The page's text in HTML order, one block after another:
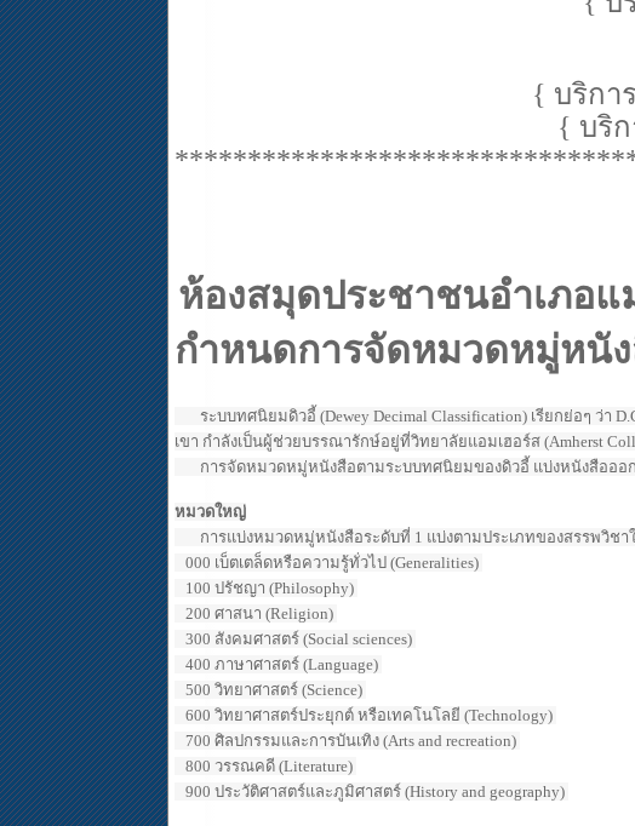
{ บริกา
{ บริ
ห้องสมุดประชาชนอำเภอแ
กำหนดการจัดหมวดหมู่หนั
ระบบทศนิยมดิวอี้ (Dewey Decimal Classification) เรียกย่อๆ
เขา กำลังเป็นผู้ช่วยบรรณารักษ์อยู่ที่วิทยาลัยแอมเฮอร์ส (Amherst
การจัดหมวดหมู่หนังสือตามระบบทศนิยมของดิวอี้ แบ่งหนังสือออ
หมวดใหญ่
การแบ่งหมวดหมู่หนังสือระดับที่ 1 แบ่งตามประเภทของสรรพวิชา
000 เบ็ตเตล็ดหรือความรู้ทั่วไป (Generalities)
100 ปรัชญา (Philosophy)
200 ศาสนา (Religion)
300 สังคมศาสตร์ (Social sciences)
400 ภาษาศาสตร์ (Language)
500 วิทยาศาสตร์ (Science)
600 วิทยาศาสตร์ประยุกต์ หรือเทคโนโลยี (Technology)
700 ศิลปกรรมและการบันเทิง (Arts and recreation)
800 วรรณคดี (Literature)
900 ประวัติศาสตร์และภูมิศาสตร์ (History and geography)